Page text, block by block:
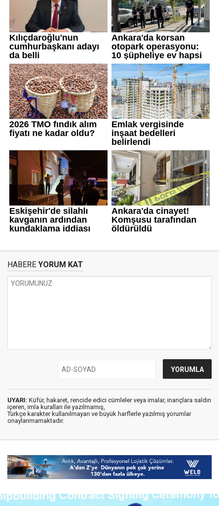
HABERE YORUM KAT
UYARI: Küfür, hakaret, rencide edici cümleler veya imalar, inançlara saldırı
içeren, imla kuralları ile yazılmamış,
Türkçe karakter kullanılmayan ve büyük harflerle yazılmış yorumlar
onaylanmamaktadır.